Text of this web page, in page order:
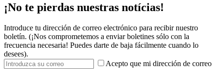
¡No te pierdas nuestras notícias!
Introduce tu dirección de correo electrónico para recibir nuestro
boletín. (¡Nos comprometemos a enviar boletines sólo con la
frecuencia necesaria! Puedes darte de baja fácilmente cuando lo
desees).
Acepto que mi dirección de correo